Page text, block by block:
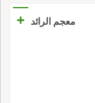
معجم الرائد +